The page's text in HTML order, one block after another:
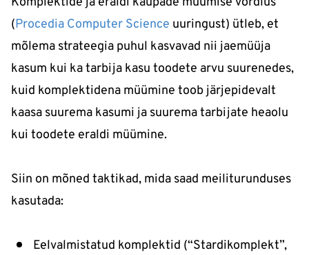
(Procedia Computer Science uuringust) ütleb, et
mõlema strateegia puhul kasvavad nii jaemüüja
kasum kui ka tarbija kasu toodete arvu suurenedes,
kuid komplektidena müümine toob järjepidevalt
kaasa suurema kasumi ja suurema tarbijate heaolu
kui toodete eraldi müümine.
Siin on mõned taktikad, mida saad meiliturunduses
kasutada:
Eelvalmistatud komplektid (“Stardikomplekt”,